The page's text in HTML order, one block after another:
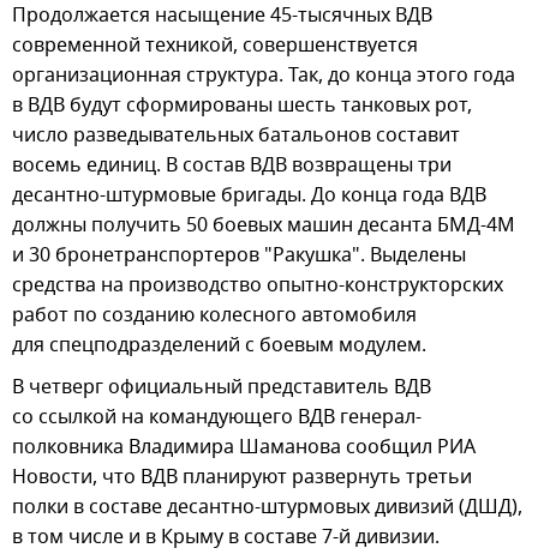
Продолжается насыщение 45-тысячных ВДВ
современной техникой, совершенствуется
организационная структура. Так, до конца этого года
в ВДВ будут сформированы шесть танковых рот,
число разведывательных батальонов составит
восемь единиц. В состав ВДВ возвращены три
десантно-штурмовые бригады. До конца года ВДВ
должны получить 50 боевых машин десанта БМД-4М
и 30 бронетранспортеров "Ракушка". Выделены
средства на производство опытно-конструкторских
работ по созданию колесного автомобиля
для спецподразделений с боевым модулем.
В четверг официальный представитель ВДВ
со ссылкой на командующего ВДВ генерал-
полковника Владимира Шаманова сообщил РИА
Новости, что ВДВ планируют развернуть третьи
полки в составе десантно-штурмовых дивизий (ДШД),
в том числе и в Крыму в составе 7-й дивизии.